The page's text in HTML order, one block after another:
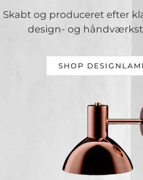
Skabt og produceret efter
design- og
SHOP